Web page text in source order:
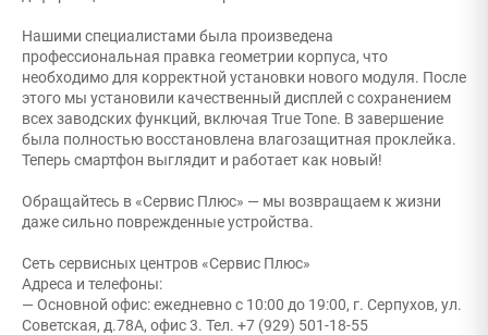
Нашими специалистами была произведена
профессиональная правка геометрии корпуса, что
необходимо для корректной установки нового модуля. После
этого мы установили качественный дисплей с сохранением
всех заводских функций, включая True Tone. В завершение
была полностью восстановлена влагозащитная проклейка.
Теперь смартфон выглядит и работает как новый!
Обращайтесь в «Сервис Плюс» — мы возвращаем к жизни
даже сильно поврежденные устройства.
Сеть сервисных центров «Сервис Плюс»
Адреса и телефоны:
— Основной офис: ежедневно с 10:00 до 19:00, г. Серпухов, ул.
Советская, д.78А, офис 3. Тел. +7 (929) 501-18-55